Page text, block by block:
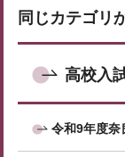
同じカテゴリ
高校入
令和9年度奈